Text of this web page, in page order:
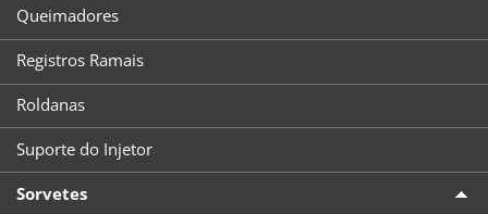
Queimadores
Registros Ramais
Roldanas
Suporte do Injetor
Sorvetes